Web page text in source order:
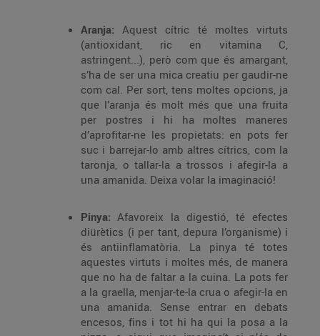
Aranja: Aquest cítric té moltes virtuts
(antioxidant, ric en vitamina C,
astringent...), però com que és amargant,
s’ha de ser una mica creatiu per gaudir-ne
com cal. Per sort, tens moltes opcions, ja
que l’aranja és molt més que una fruita
per postres i hi ha moltes maneres
d’aprofitar-ne les propietats: en pots fer
suc i barrejar-lo amb altres cítrics, com la
taronja, o tallar-la a trossos i afegir-la a
una amanida. Deixa volar la imaginació!
Pinya: Afavoreix la digestió, té efectes
diürètics (i per tant, depura l’organisme) i
és antiinflamatòria. La pinya té totes
aquestes virtuts i moltes més, de manera
que no ha de faltar a la cuina. La pots fer
a la graella, menjar-te-la crua o afegir-la en
una amanida. Sense entrar en debats
encesos, fins i tot hi ha qui la posa a la